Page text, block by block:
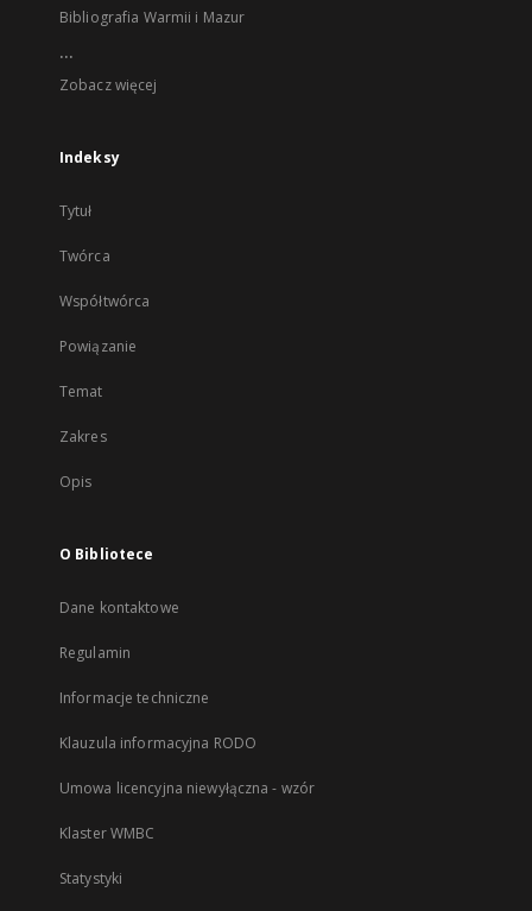
Bibliografia Warmii i Mazur
...
Zobacz więcej
Indeksy
Tytuł
Twórca
Współtwórca
Powiązanie
Temat
Zakres
Opis
O Bibliotece
Dane kontaktowe
Regulamin
Informacje techniczne
Klauzula informacyjna RODO
Umowa licencyjna niewyłączna - wzór
Klaster WMBC
Statystyki